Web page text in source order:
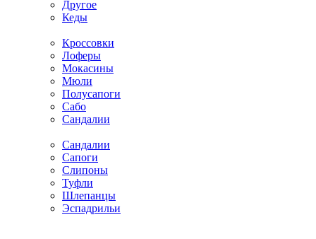
Другое
Кеды
Кроссовки
Лоферы
Мокасины
Мюли
Полусапоги
Сабо
Сандалии
Сандалии
Сапоги
Слипоны
Туфли
Шлепанцы
Эспадрильи